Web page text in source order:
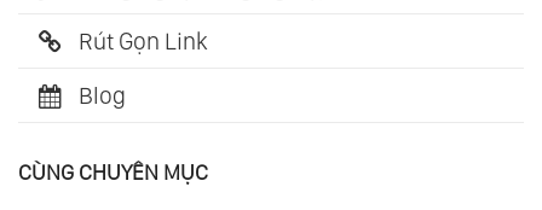
Rút Gọn Link
Blog
CÙNG CHUYÊN MỤC